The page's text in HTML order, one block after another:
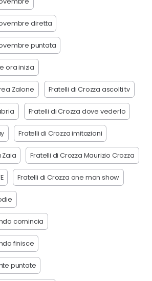
diretta
puntata
ora inizia
Zalone Fratelli di Crozza ascolti tv
Fratelli di Crozza dove vederlo
Fratelli di Crozza imitazioni
Zaia Fratelli di Crozza Maurizio Crozza
Fratelli di Crozza one man show
comincia
finisce
puntate